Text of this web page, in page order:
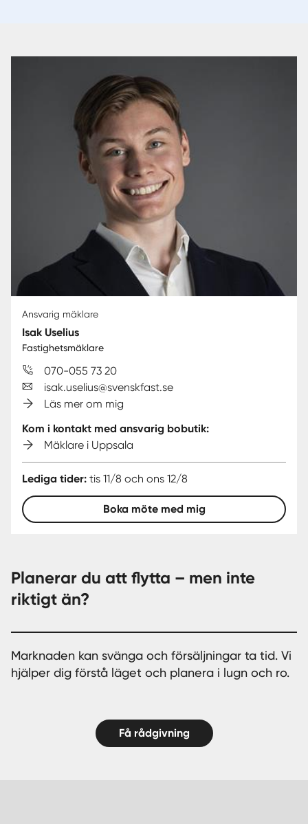
Ansvarig mäklare
Isak Uselius
Fastighetsmäklare
070-055 73 20
isak.uselius@svenskfast.se
Läs mer om mig
Kom i kontakt med ansvarig bobutik:
Mäklare i Uppsala
Lediga tider: tis 11/8 och ons 12/8
Boka möte med mig
Planerar du att flytta – men inte
riktigt än?
Marknaden kan svänga och försäljningar ta tid. Vi
hjälper dig förstå läget och planera i lugn och ro.
Få rådgivning